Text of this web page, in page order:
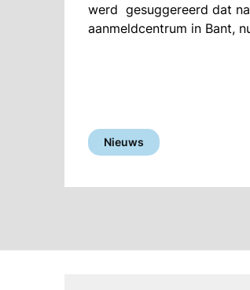
werd gesuggereerd dat
aanmeldcentrum in Bant,
Nieuws